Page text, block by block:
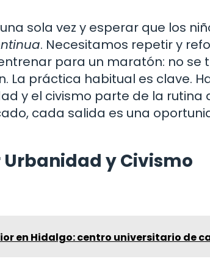
sola vez y esperar que los
. Necesitamos repetir y
para un maratón: no se
La práctica habitual es clave.
y el civismo parte de la rutina
cada salida es una
Urbanidad y Civismo
en Hidalgo: centro universitario de